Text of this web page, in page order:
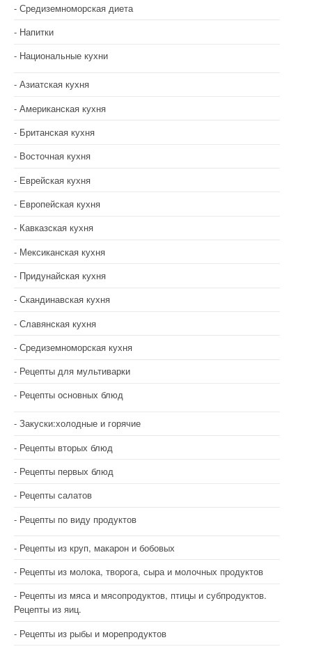
Средиземноморская диета
Напитки
Национальные кухни
Азиатская кухня
Американская кухня
Британская кухня
Восточная кухня
Еврейская кухня
Европейская кухня
Кавказская кухня
Мексиканская кухня
Придунайская кухня
Скандинавская кухня
Славянская кухня
Средиземноморская кухня
Рецепты для мультиварки
Рецепты основных блюд
Закуски:холодные и горячие
Рецепты вторых блюд
Рецепты первых блюд
Рецепты салатов
Рецепты по виду продуктов
Рецепты из круп, макарон и бобовых
Рецепты из молока, творога, сыра и молочных продуктов
Рецепты из мяса и мясопродуктов, птицы и субпродуктов.
Рецепты из яиц.
Рецепты из рыбы и морепродуктов